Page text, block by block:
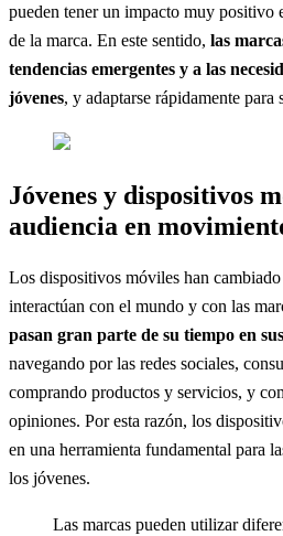
pueden tener un impacto muy positivo
de la marca. En este sentido, las
tendencias emergentes y a las
jóvenes, y adaptarse rápidamente para
Jóvenes y dispositivos
audiencia en
Los dispositivos móviles han
interactúan con el mundo y con las
pasan gran parte de su tiempo en
navegando por las redes sociales,
comprando productos y servicios, y
opiniones. Por esta razón, los
en una herramienta fundamental para
los jóvenes.
Las marcas pueden utilizar